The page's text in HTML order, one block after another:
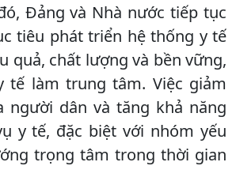
Đảng và Nhà nước tiếp tục
tiêu phát triển hệ thống y tế
quả, chất lượng và bền vững,
tế làm trung tâm. Việc giảm
người dân và tăng khả năng
y tế, đặc biệt với nhóm yếu
trọng tâm trong thời gian